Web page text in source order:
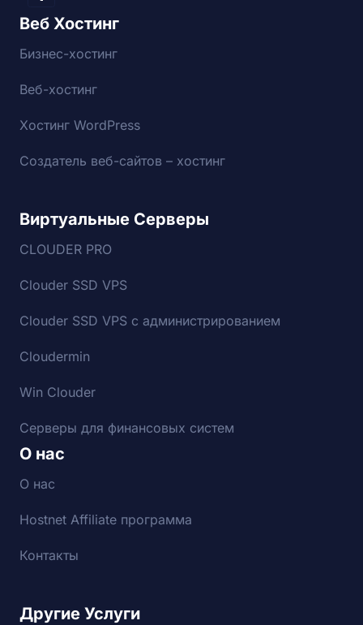
Веб Хостинг
Бизнес-хостинг
Веб-хостинг
Хостинг WordPress
Создатель веб-сайтов – хостинг
Виртуальные Серверы
CLOUDER PRO
Clouder SSD VPS
Clouder SSD VPS с администрированием
Cloudermin
Win Clouder
Серверы для финансовых систем
О нас
О нас
Hostnet Affiliate программа
Контакты
Другие Услуги